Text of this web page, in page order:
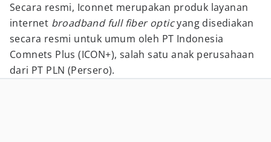
Secara resmi, Iconnet merupakan produk layanan
internet broadband full fiber opticyang disediakan
secara resmi untuk umum oleh PT Indonesia
Comnets Plus (ICON+), salah satu anak perusahaan
dari PT PLN (Persero).